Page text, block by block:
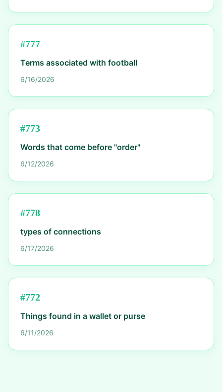
#777
Terms associated with football
6/16/2026
#773
Words that come before "order"
6/12/2026
#778
types of connections
6/17/2026
#772
Things found in a wallet or purse
6/11/2026